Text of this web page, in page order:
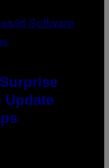
Update